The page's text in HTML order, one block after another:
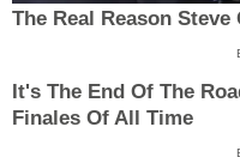
The Real Reason
It's The End Of The
Finales Of All Time